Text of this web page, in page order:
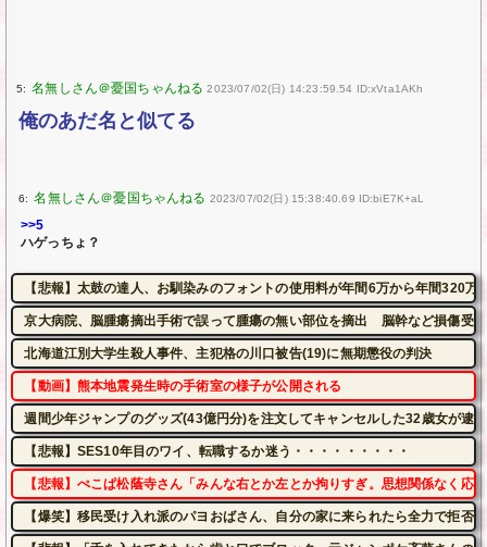
5: 2023/07/02(日) 14:23:59.54 ID:xVta1AKh
俺のあだ名と似てる
6: 2023/07/02(日) 15:38:40.69 ID:biE7K+aL
>>5
ハゲっちょ？
【悲報】太鼓の達人、お馴染みのフォントの使用料が年間6万から年間320万
京大病院、脳腫瘍摘出手術で誤って腫瘍の無い部位を摘出 脳幹など損傷受
北海道江別大学生殺人事件、主犯格の川口被告(19)に無期懲役の判決
【動画】熊本地震発生時の手術室の様子が公開される
週間少年ジャンプのグッズ(43億円分)を注文してキャンセルした32歳女が逮捕
【悲報】SES10年目のワイ、転職するか迷う・・・・・・・・・
【悲報】ぺこぱ松蔭寺さん「みんな右とか左とか拘りすぎ。思想関係なく応
【爆笑】移民受け入れ派のパヨおばさん、自分の家に来られたら全力で拒否